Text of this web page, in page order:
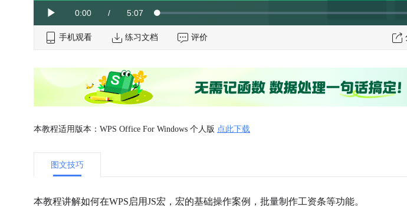
Play Current
Time
0:00 / Duration
5:07 Loaded:
0%
手机观看 练习文档 评价
本教程适用版本：WPS Office For Windows 个人版 点此下载
图文技巧
本教程讲解如何在WPS启用JS宏，宏的基础操作案例，批量制作工资条等功能。